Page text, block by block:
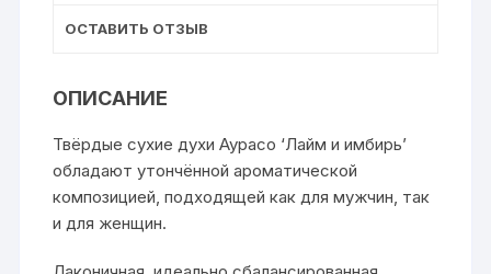
ОСТАВИТЬ ОТЗЫВ
ОПИСАНИЕ
Твёрдые сухие духи Аурасо ‘Лайм и имбирь’
обладают утончённой ароматической
композицией, подходящей как для мужчин, так
и для женщин.